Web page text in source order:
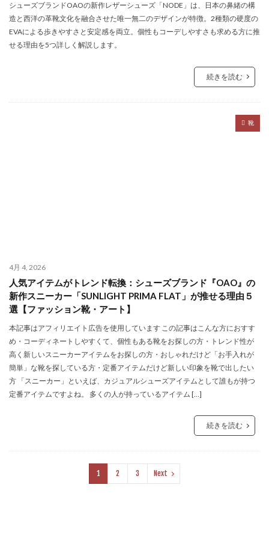
シューズブランドOAOの新作レザーシューズ「NODE」は、日本の鼻緒の構
造と西洋の革靴文化を融合させた唯一無二のデザインが特徴。2種類の硬度の
EVAによる歩きやすさと安定感を両立。個性もコーデしやすさも求める方に推
せる理由を5つ詳しく解説します。
続きを読む
靴
4月 4, 2026
人気アイテムがトレンド転換：シューズブランド『OAO』の
新作スニーカー「SUNLIGHT PRIMA FLAT」が推せる理由５
選【ファッション靴・アート】
本記事はアフィリエイト広告を使用しています この記事はこんな方におすす
め・コーディネートしやすくて、個性もある靴をお探しの方・トレンド性が
高く新しいスニーカーアイテムをお探しの方・おしゃれだけど「お手入れが
簡単」な靴を探している方・定番アイテムだけど新しい印象を靴で出したい
方 「スニーカー」といえば、カジュアルシューズアイテムとして誰もが持つ
定番アイテムですよね。 多くの人が持っているアイテム […]
続きを読む
1 2 3 Next